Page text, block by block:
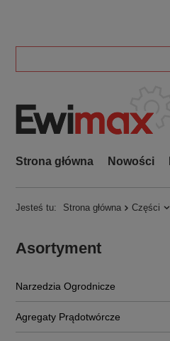
Strona główna Nowości
Jesteś tu: Strona główna Części
Asortyment
Narzedzia Ogrodnicze
Agregaty Prądotwórcze